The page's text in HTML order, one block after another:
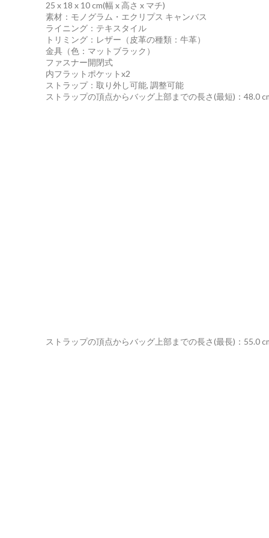
25 x 18 x 10 cm(幅 x 高さ x マチ)
素材：モノグラム・エクリプス キャンバス
ライニング：テキスタイル
トリミング：レザー（皮革の種類：牛革）
金具（色：マットブラック）
ファスナー開閉式
内フラットポケットx2
ストラップ：取り外し可能, 調整可能
ストラップの頂点からバッグ上部までの長さ(最短)：48.0
ストラップの頂点からバッグ上部までの長さ(最長)：55.0